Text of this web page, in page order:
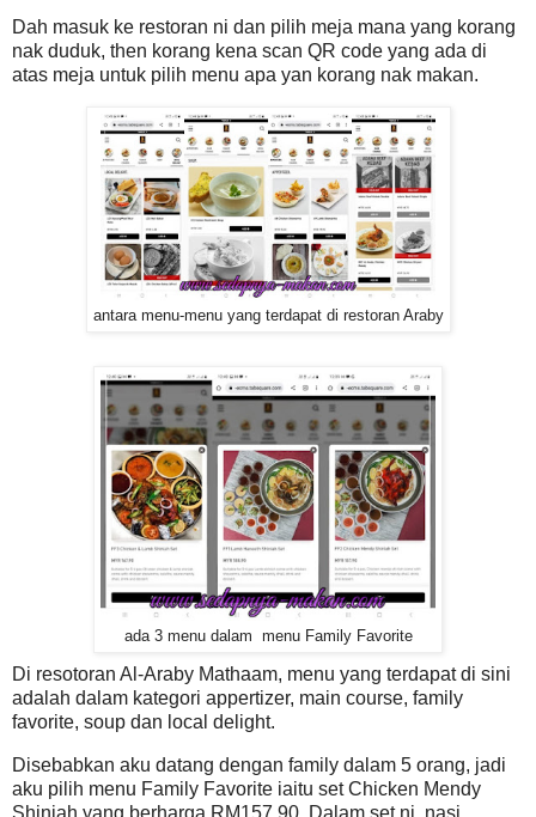
Dah masuk ke restoran ni dan pilih meja mana yang korang
nak duduk, then korang kena scan QR code yang ada di
atas meja untuk pilih menu apa yan korang nak makan.
antara menu-menu yang terdapat di restoran Araby
ada 3 menu dalam menu Family Favorite
Di resotoran Al-Araby Mathaam, menu yang terdapat di sini
adalah dalam kategori appertizer, main course, family
favorite, soup dan local delight.
Disebabkan aku datang dengan family dalam 5 orang, jadi
aku pilih menu Family Favorite iaitu set Chicken Mendy
Shiniah yang berharga RM157.90. Dalam set ni, nasi